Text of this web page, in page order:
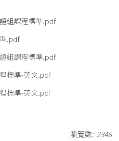
組課程標準.pdf
.pdf
組課程標準.pdf
標準-英文.pdf
標準-英文.pdf
瀏覽數: 2348